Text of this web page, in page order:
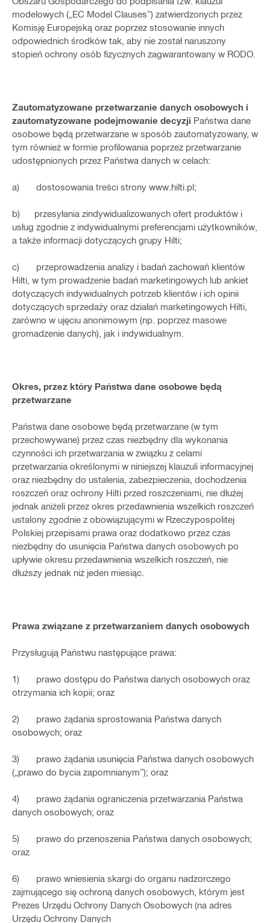
modelowych („EC Model Clauses”) zatwierdzonych przez
Komisję Europejską oraz poprzez stosowanie innych
odpowiednich środków tak, aby nie został naruszony
stopień ochrony osób fizycznych zagwarantowany w RODO.
Zautomatyzowane przetwarzanie danych osobowych i
zautomatyzowane podejmowanie decyzji Państwa dane
osobowe będą przetwarzane w sposób zautomatyzowany, w
tym również w formie profilowania poprzez przetwarzanie
udostępnionych przez Państwa danych w celach:
a) dostosowania treści strony www.hilti.pl;
b) przesyłania zindywidualizowanych ofert produktów i
usług zgodnie z indywidualnymi preferencjami użytkowników,
a także informacji dotyczących grupy Hilti;
c) przeprowadzenia analizy i badań zachowań klientów
Hilti, w tym prowadzenie badań marketingowych lub ankiet
dotyczących indywidualnych potrzeb klientów i ich opinii
dotyczących sprzedaży oraz działań marketingowych Hilti,
zarówno w ujęciu anonimowym (np. poprzez masowe
gromadzenie danych), jak i indywidualnym.
Okres, przez który Państwa dane osobowe będą
przetwarzane
Państwa dane osobowe będą przetwarzane (w tym
przechowywane) przez czas niezbędny dla wykonania
czynności ich przetwarzania w związku z celami
przetwarzania określonymi w niniejszej klauzuli informacyjnej
oraz niezbędny do ustalenia, zabezpieczenia, dochodzenia
roszczeń oraz ochrony Hilti przed roszczeniami, nie dłużej
jednak aniżeli przez okres przedawnienia wszelkich roszczeń
ustalony zgodnie z obowiązującymi w Rzeczypospolitej
Polskiej przepisami prawa oraz dodatkowo przez czas
niezbędny do usunięcia Państwa danych osobowych po
upływie okresu przedawnienia wszelkich roszczeń, nie
dłuższy jednak niż jeden miesiąc.
Prawa związane z przetwarzaniem danych osobowych
Przysługują Państwu następujące prawa:
1) prawo dostępu do Państwa danych osobowych oraz
otrzymania ich kopii; oraz
2) prawo żądania sprostowania Państwa danych
osobowych; oraz
3) prawo żądania usunięcia Państwa danych osobowych
(„prawo do bycia zapomnianym”); oraz
4) prawo żądania ograniczenia przetwarzania Państwa
danych osobowych; oraz
5) prawo do przenoszenia Państwa danych osobowych;
oraz
6) prawo wniesienia skargi do organu nadzorczego
zajmującego się ochroną danych osobowych, którym jest
Prezes Urzędu Ochrony Danych Osobowych (na adres
Urzędu Ochrony Danych